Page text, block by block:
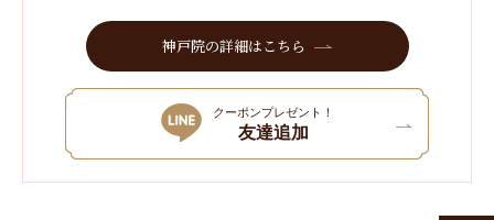
神戸院の詳細はこちら
クーポンプレゼント！
友達追加